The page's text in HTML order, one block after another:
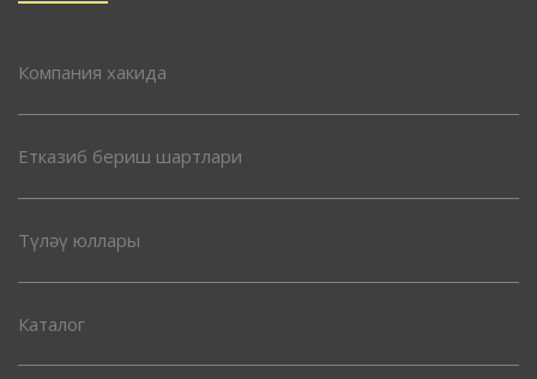
Компания хакида
Етказиб бериш шартлари
Түләү юллары
Каталог